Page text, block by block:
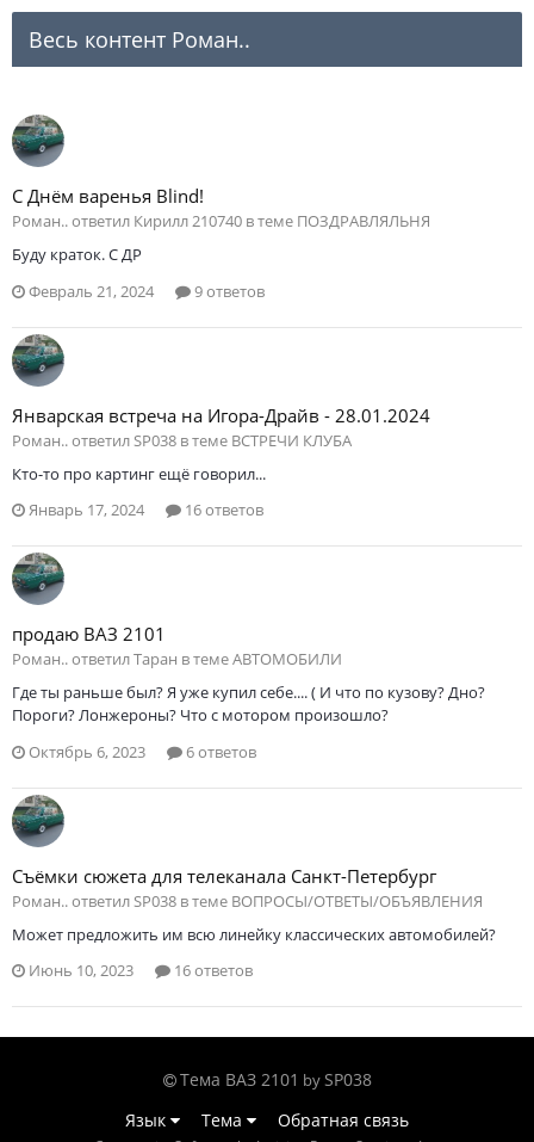
Весь контент Роман..
С Днём варенья Blind!
Роман.. ответил Кирилл 210740 в теме ПОЗДРАВЛЯЛЬНЯ
Буду краток. С ДР
Февраль 21, 2024
9 ответов
Январская встреча на Игора-Драйв - 28.01.2024
Роман.. ответил SP038 в теме ВСТРЕЧИ КЛУБА
Кто-то про картинг ещё говорил...
Январь 17, 2024
16 ответов
продаю ВАЗ 2101
Роман.. ответил Таран в темеАВТОМОБИЛИ
Где ты раньше был? Я уже купил себе.... ( И что по кузову? Дно?
Пороги? Лонжероны? Что с мотором произошло?
Октябрь 6, 2023
6 ответов
Съёмки сюжета для телеканала Санкт-Петербург
Роман.. ответил SP038 в теме ВОПРОСЫ/ОТВЕТЫ/ОБЪЯВЛЕНИЯ
Может предложить им всю линейку классических автомобилей?
Июнь 10, 2023
16 ответов
Тема ВАЗ 2101 by SP038
Язык
Тема Обратная связь